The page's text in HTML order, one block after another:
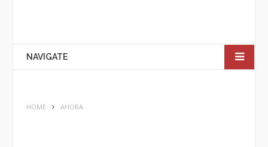
NAVIGATE
HOME AHORA